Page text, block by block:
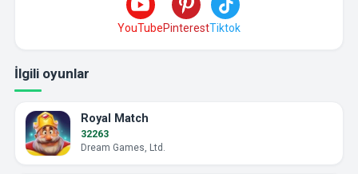
YouTubePinterestTiktok
İlgili oyunlar
Royal Match
32263
Dream Games, Ltd.